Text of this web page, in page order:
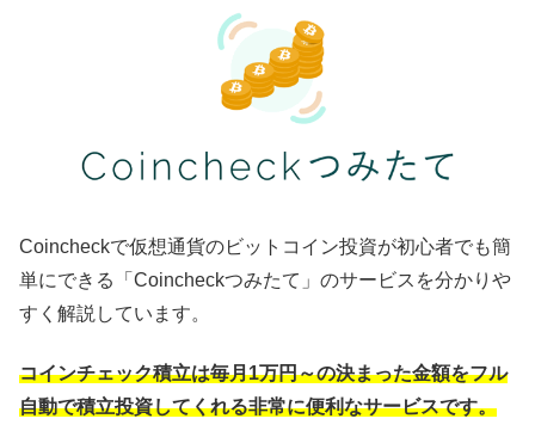
Coincheckで仮想通貨のビットコイン投資が初心者でも簡
単にできる「Coincheckつみたて」のサービスを分かりや
すく解説しています。
コインチェック積立は毎月1万円～の決まった金額をフル
自動で積立投資してくれる非常に便利なサービスです。